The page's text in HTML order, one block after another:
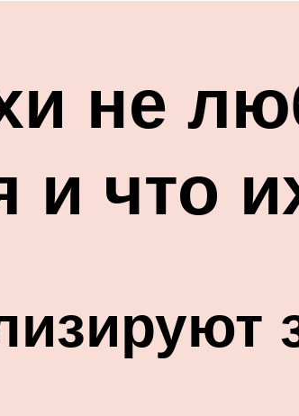
не
и что